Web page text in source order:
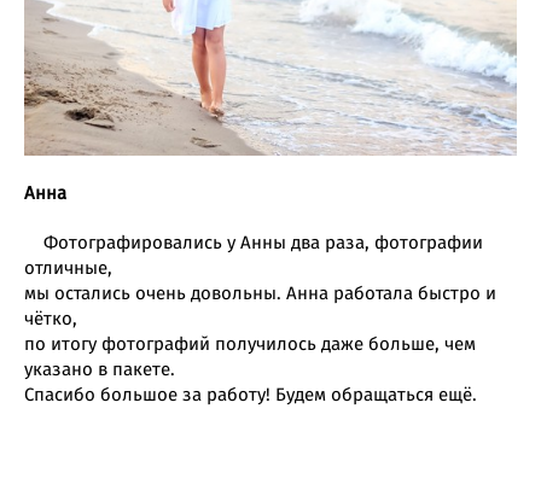
Анна
Фотографировались у Анны два раза, фотографии
отличные,
мы остались очень довольны. Анна работала быстро и
чётко,
по итогу фотографий получилось даже больше, чем
указано в пакете.
Спасибо большое за работу! Будем обращаться ещё.